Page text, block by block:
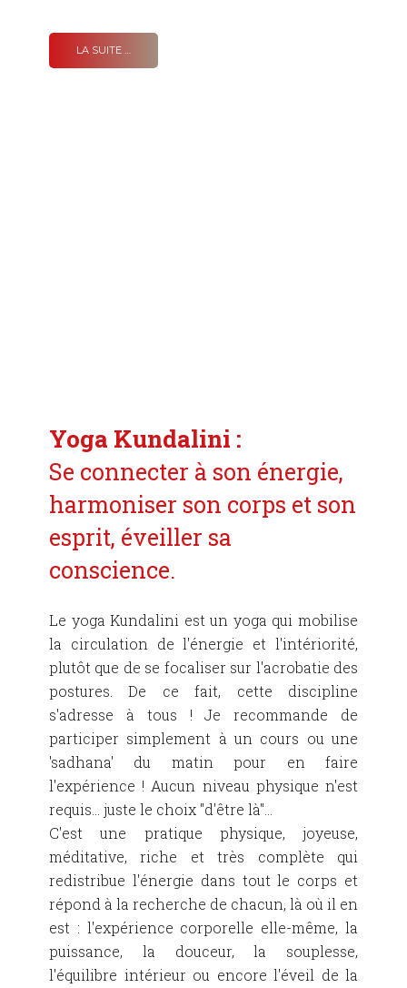
LA SUITE …
Yoga Kundalini :
Se connecter à son énergie,
harmoniser son corps et son
esprit, éveiller sa
conscience.
Le yoga Kundalini est un yoga qui mobilise
la circulation de l'énergie et l'intériorité,
plutôt que de se focaliser sur l'acrobatie des
postures. De ce fait, cette discipline
s'adresse à tous ! Je recommande de
participer simplement à un cours ou une
'sadhana' du matin pour en faire
l'expérience ! Aucun niveau physique n'est
requis... juste le choix "d'être là"...
C'est une pratique physique, joyeuse,
méditative, riche et très complète qui
redistribue l'énergie dans tout le corps et
répond à la recherche de chacun, là où il en
est : l'expérience corporelle elle-même, la
puissance, la douceur, la souplesse,
l'équilibre intérieur ou encore l'éveil de la